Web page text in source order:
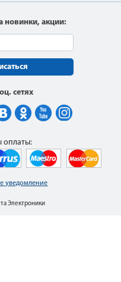
новинки, акции:
сетях
уведомление
Электроники
оплаты: